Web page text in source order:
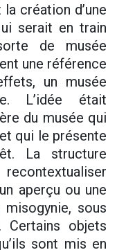
création d’une
serait en train
de musée
une référence
un musée
L’idée était
du musée qui
qui le présente
La structure
aperçu ou une
sous
objets
sont mis en